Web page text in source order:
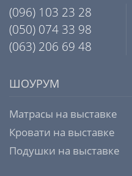
(096) 103 23 28
(050) 074 33 98
(063) 206 69 48
ШОУРУМ
Матрасы на выставке
Кровати на выставке
Подушки на выставке